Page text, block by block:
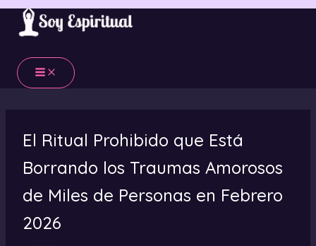
Ir
contenido
El Ritual Prohibido que Está
Borrando los Traumas Amorosos
de Miles de Personas en Febrero
2026